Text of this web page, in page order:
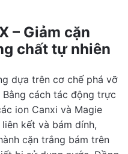
– Giảm cặn
chất tự nhiên
dựa trên cơ chế phá vỡ
cách tác động trực
ion Canxi và Magie
kết và bám dính,
cặn trắng bám trên